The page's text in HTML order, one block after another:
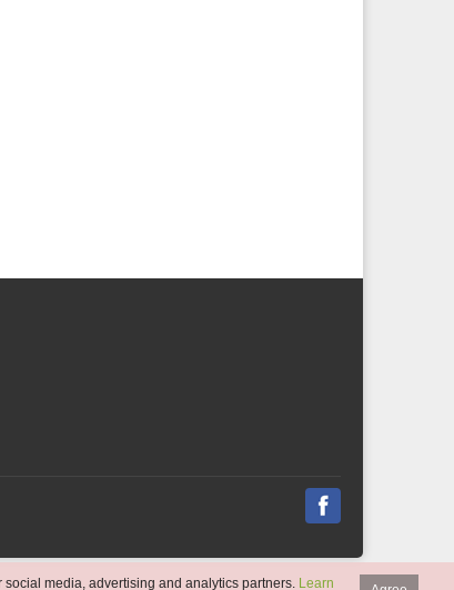
media, advertising and analytics partners. Learn